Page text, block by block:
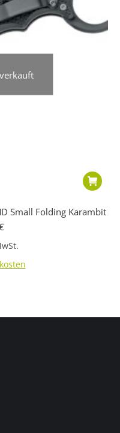
Small Folding Karambit